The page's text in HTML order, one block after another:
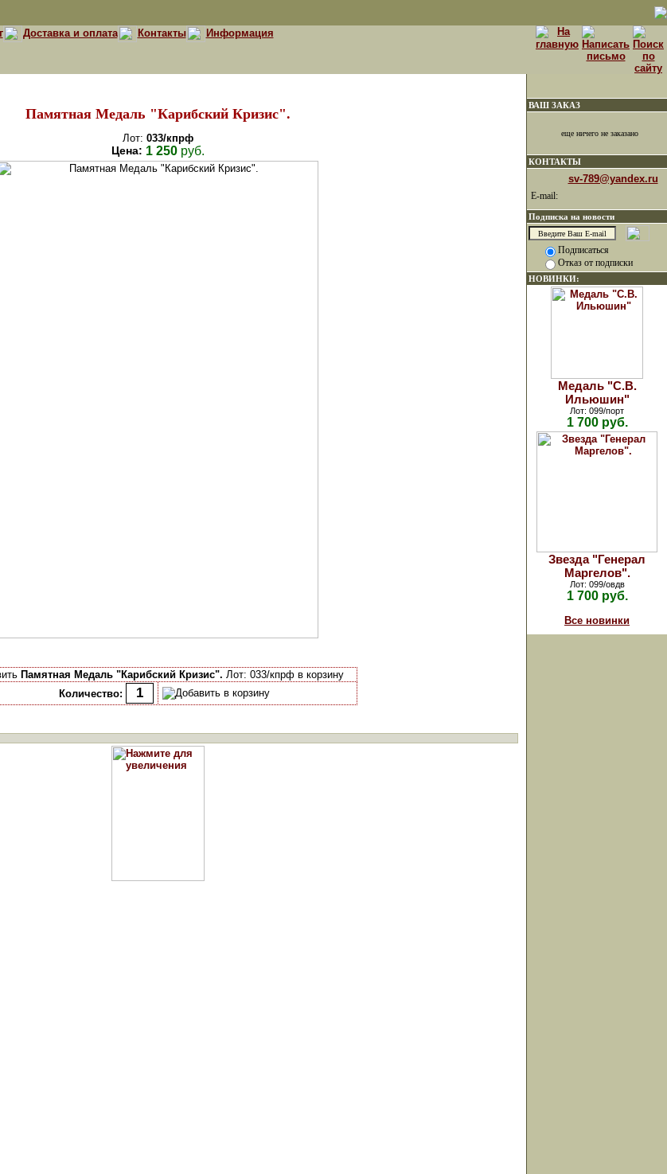
Доставка и оплата Контакты Информация
Памятная Медаль "Карибский Кризис".
Лот: 033/кпрф
Цена: 1 250руб.
Памятная Медаль "Карибский Кризис". Лот: 033/кпрф в корзину
Количество:
ВАШ ЗАКАЗ
еще ничего не заказано
КОНТАКТЫ
sv-789@yandex.ru
E-mail:
Подписка на новости
Подписаться
Отказ от подписки
НОВИНКИ:
Медаль "С.В.
Ильюшин"
Лот: 099/порт
1 700 руб.
Звезда "Генерал
Маргелов".
Лот: 099/овдв
1 700 руб.
Все новинки